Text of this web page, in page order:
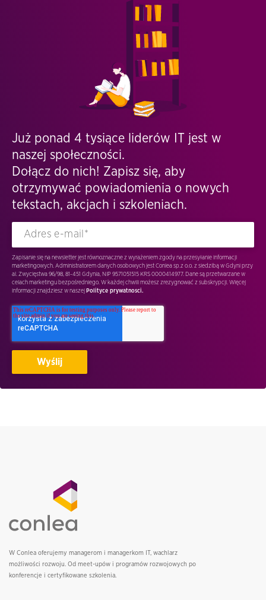
Już ponad 4 tysiące liderów IT jest w
naszej społeczności.
Dołącz do nich! Zapisz się, aby
otrzymywać powiadomienia o nowych
tekstach, akcjach i szkoleniach.
Zapisanie się na newsletter jest równoznaczne z wyrażeniem zgody na przesyłanie informacji
marketingowych. Administratorem danych osobowych jest Conlea sp.z o.o. z siedzibą w Gdyni przy
al. Zwycięstwa 96/98, 81-451 Gdynia, NIP 9571051515 KRS 0000414977. Dane są przetwarzane w
celach marketingu bezpośredniego. W każdej chwili możesz zrezygnować z subskrypcji. Więcej
informacji znajdziesz w naszej Polityce prywatnosci.
W Conlea oferujemy managerom i managerkom IT, wachlarz
możliwości rozwoju. Od meet-upów i programów rozwojowych po
konferencje i certyfikowane szkolenia.